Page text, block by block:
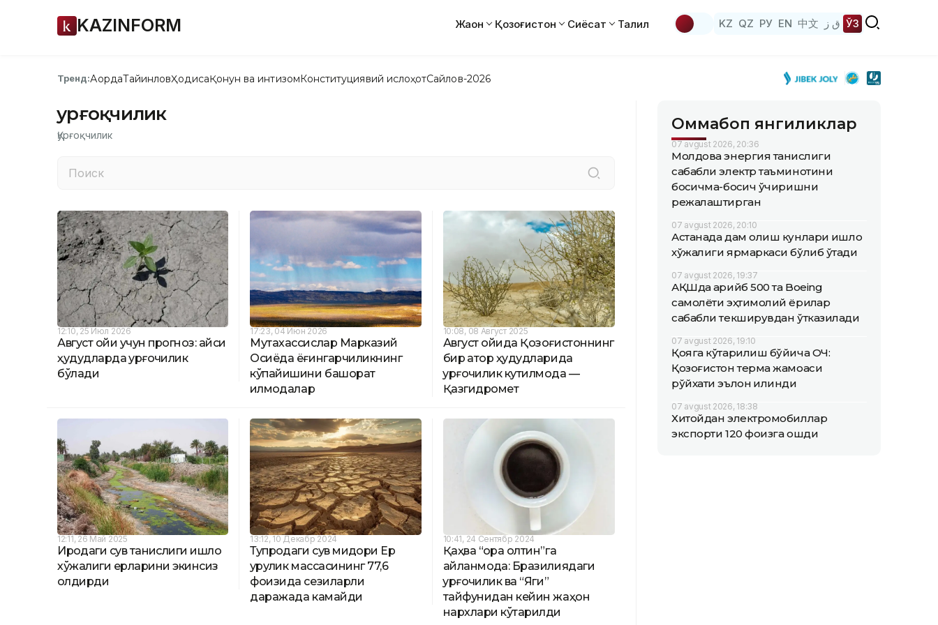
KAZINFORM Жаҳон Қозоғистон Сиёсат Таҳлил KZ QZ РУ EN 中文 ق ز ЎЗ
Тренд:АқордаТайинловҲодисаҚонун ва интизомКонституциявий ислоҳотСайлов-2026
Қурғоқчилик
Қурғоқчилик
12:10, 25 Июл 2026
Август ойи учун прогноз: қайси
ҳудудларда қурғоқчилик
бўлади
17:23, 04 Июн 2026
Мутахассислар Марказий
Осиёда ёғингарчиликнинг
кўпайишини башорат
қилмоқдалар
10:08, 08 Август 2025
Август ойида Қозоғистоннинг
бир қатор ҳудудларида
қурғоқчилик кутилмоқда —
Қазгидромет
12:11, 26 Май 2025
Ироқдаги сув танқислиги қишлоқ
хўжалиги ерларини экинсиз
қолдирди
13:12, 10 Декабр 2024
Тупроқдаги сув миқдори Ер
қуруқлик массасининг 77,6
фоизида сезиларли
даражада камайди
10:41, 24 Сентябр 2024
Қаҳва “қора олтин”га
айланмоқда: Бразилиядаги
қурғоқчилик ва “Яги”
тайфунидан кейин жаҳон
нархлари кўтарилди
Оммабоп янгиликлар
07 avgust 2026, 20:36
Молдова энергия танқислиги
сабабли электр таъминотини
босқичма-босқич ўчиришни
режалаштирган
07 avgust 2026, 20:10
Астанада дам олиш кунлари қишлоқ
хўжалиги ярмаркаси бўлиб ўтади
07 avgust 2026, 19:37
АҚШда қарийб 500 та Boeing
самолёти эҳтимолий ёриқлар
сабабли текширувдан ўтказилади
07 avgust 2026, 19:10
Қояга кўтарилиш бўйича ОЧ:
Қозоғистон терма жамоаси
рўйхати эълон қилинди
07 avgust 2026, 18:38
Хитойдан электромобиллар
экспорти 120 фоизга ошди